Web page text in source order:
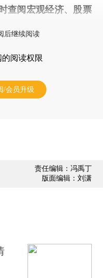
查阅宏观经济、股票
后继续阅读
阅读权限
/会员升级
责任编辑：冯禹丁
版面编辑：刘潇